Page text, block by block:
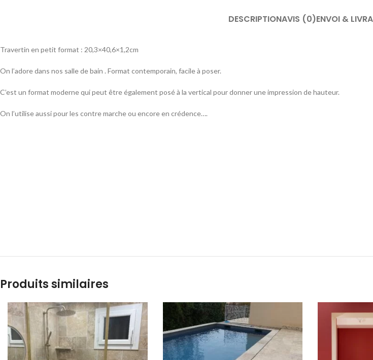
DESCRIPTIONAVIS (0)ENVOI &
Travertin en petit format : 20,3×40,6×1,2cm
On l’adore dans nos salle de bain . Format contemporain, facile à poser.
C’est un format moderne qui peut être également posé à la vertical pour donner une impression de hauteur.
On l’utilise aussi pour les contre marche ou encore en crédence….
Produits similaires